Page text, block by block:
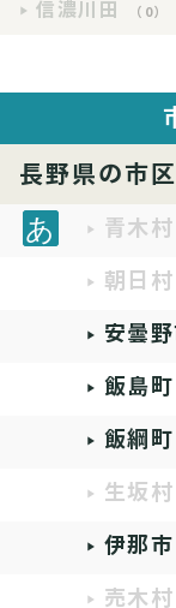
信濃川田 （0）
長野県の市
青木村
朝日村
安曇
飯島町
飯綱町
生坂村
伊那市
売木村